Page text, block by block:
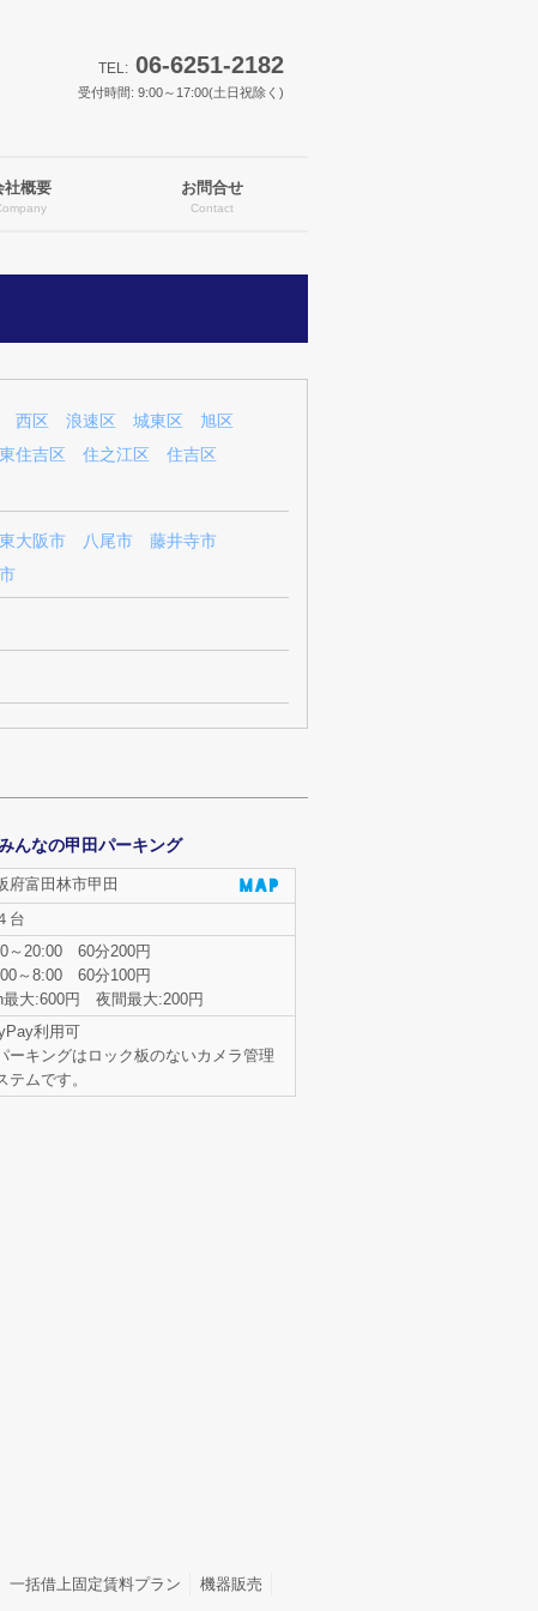
TEL: 06-6251-2182
受付時間: 9:00～17:00(土日祝除く)
社概要 お問合せ
Contact
西区 浪速区 城東区
旭区
東住吉区 住之江区
住吉区
東大阪市 八尾市
藤井寺市
んなの甲田パーキング
府富田林市甲田
台
～20:00 60分200円
～8:00 60分100円
最大:600円 夜間最大:200円
利用可
ーキングはロック板のないカメラ管理
テムです。
一括借上固定賃料プラン 機器販売